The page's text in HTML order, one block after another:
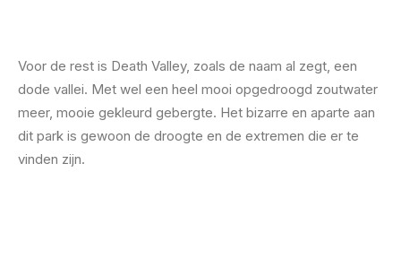
Voor de rest is Death Valley, zoals de naam al zegt, een
dode vallei. Met wel een heel mooi opgedroogd zoutwater
meer, mooie gekleurd gebergte. Het bizarre en aparte aan
dit park is gewoon de droogte en de extremen die er te
vinden zijn.